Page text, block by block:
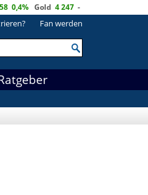
0,4% Gold 4 247 -
Fan werden